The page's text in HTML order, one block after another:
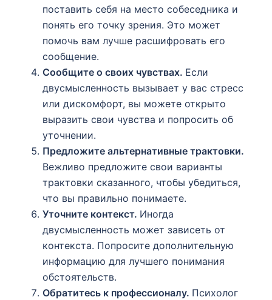
поставить себя на место собеседника и
понять его точку зрения. Это может
помочь вам лучше расшифровать его
сообщение.
Сообщите о своих чувствах. Если
двусмысленность вызывает у вас стресс
или дискомфорт, вы можете открыто
выразить свои чувства и попросить об
уточнении.
Предложите альтернативные трактовки.
Вежливо предложите свои варианты
трактовки сказанного, чтобы убедиться,
что вы правильно понимаете.
Уточните контекст. Иногда
двусмысленность может зависеть от
контекста. Попросите дополнительную
информацию для лучшего понимания
обстоятельств.
Обратитесь к профессионалу. Психолог